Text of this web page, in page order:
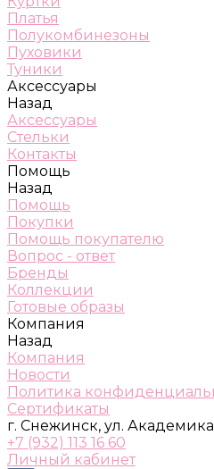
Платья
Полукомбинезоны
Пуховики
Туники
Аксессуары
Назад
Аксессуары
Стельки
Контакты
Помощь
Назад
Помощь
Покупки
Помощь покупателю
Вопрос - ответ
Бренды
Коллекции
Готовые образы
Компания
Назад
Компания
Новости
Политика
Сертификаты
г. Снежинск, ул.
+7 (932) 113 16 60
Личный кабинет